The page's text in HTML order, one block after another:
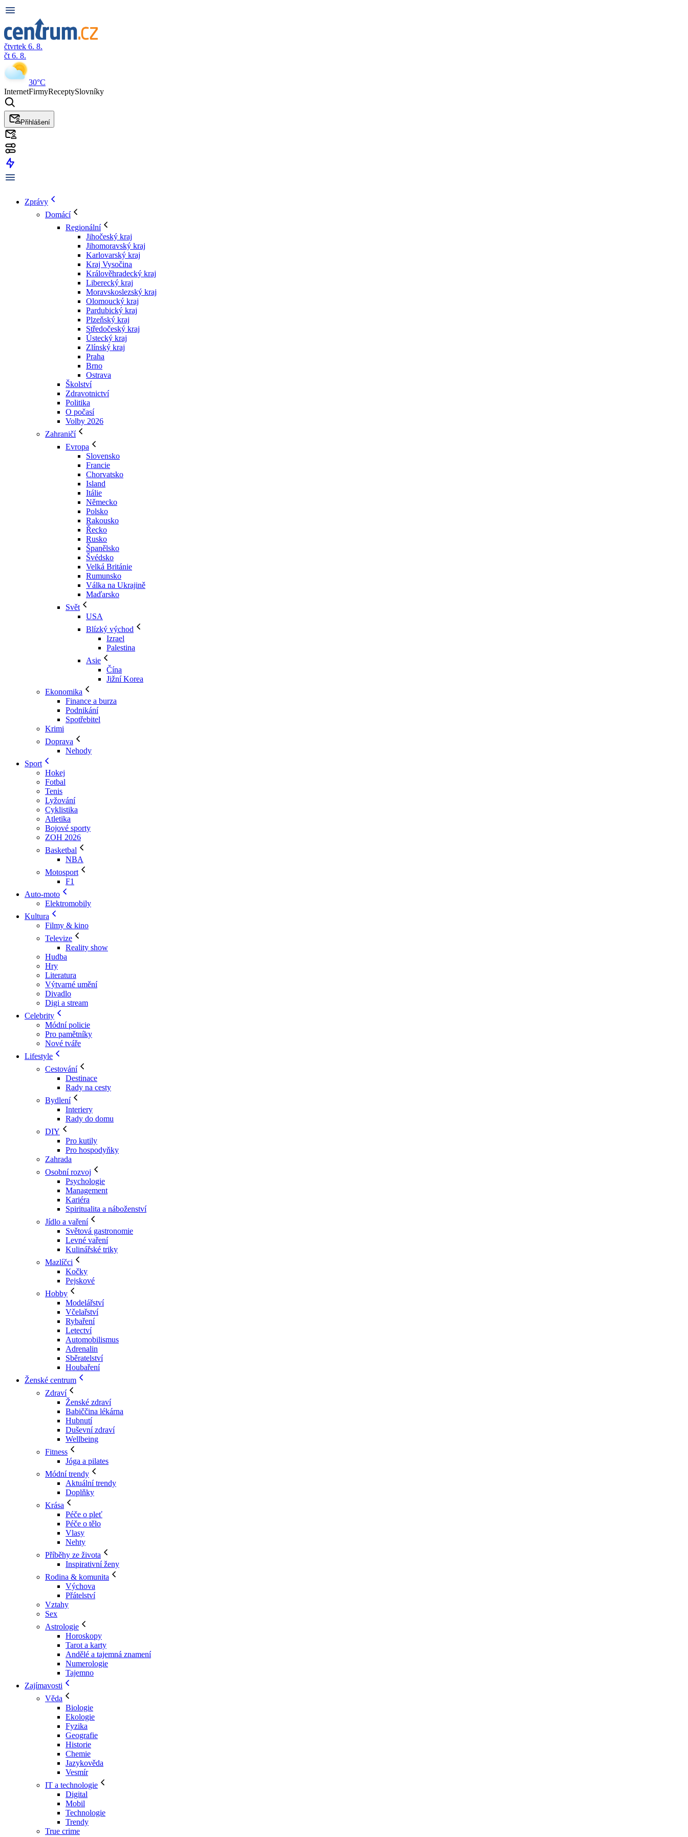
čtvrtek 6. 8.
čt 6. 8.
30°C
InternetFirmyReceptySlovníky
Přihlášení
Zprávy
Domácí
Regionální
Jihočeský kraj
Jihomoravský kraj
Karlovarský kraj
Kraj Vysočina
Králověhradecký kraj
Liberecký kraj
Moravskoslezský kraj
Olomoucký kraj
Pardubický kraj
Plzeňský kraj
Středočeský kraj
Ústecký kraj
Zlínský kraj
Praha
Brno
Ostrava
Školství
Zdravotnictví
Politika
O počasí
Volby 2026
Zahraničí
Evropa
Slovensko
Francie
Chorvatsko
Island
Itálie
Německo
Polsko
Rakousko
Řecko
Rusko
Španělsko
Švédsko
Velká Británie
Rumunsko
Válka na Ukrajině
Maďarsko
Svět
USA
Blízký východ
Izrael
Palestina
Asie
Čína
Jižní Korea
Ekonomika
Finance a burza
Podnikání
Spotřebitel
Krimi
Doprava
Nehody
Sport
Hokej
Fotbal
Tenis
Lyžování
Cyklistika
Atletika
Bojové sporty
ZOH 2026
Basketbal
NBA
Motosport
F1
Auto-moto
Elektromobily
Kultura
Filmy & kino
Televize
Reality show
Hudba
Hry
Literatura
Výtvarné umění
Divadlo
Digi a stream
Celebrity
Módní policie
Pro pamětníky
Nové tváře
Lifestyle
Cestování
Destinace
Rady na cesty
Bydlení
Interiery
Rady do domu
DIY
Pro kutily
Pro hospodyňky
Zahrada
Osobní rozvoj
Psychologie
Management
Kariéra
Spiritualita a náboženství
Jídlo a vaření
Světová gastronomie
Levné vaření
Kulinářské triky
Mazlíčci
Kočky
Pejskové
Hobby
Modelářství
Včelařství
Rybaření
Letectví
Automobilismus
Adrenalin
Sběratelství
Houbaření
Ženské centrum
Zdraví
Ženské zdraví
Babiččina lékárna
Hubnutí
Duševní zdraví
Wellbeing
Fitness
Jóga a pilates
Módní trendy
Aktuální trendy
Doplňky
Krása
Péče o pleť
Péče o tělo
Vlasy
Nehty
Příběhy ze života
Inspirativní ženy
Rodina & komunita
Výchova
Přátelství
Vztahy
Sex
Astrologie
Horoskopy
Tarot a karty
Andělé a tajemná znamení
Numerologie
Tajemno
Zajímavosti
Věda
Biologie
Ekologie
Fyzika
Geografie
Historie
Chemie
Jazykověda
Vesmír
IT a technologie
Digital
Mobil
Technologie
Trendy
True crime